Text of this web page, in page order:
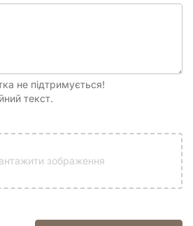
Gao, Roman Kucharski, Vipin Alex
не підтримується!
текст.
зображення